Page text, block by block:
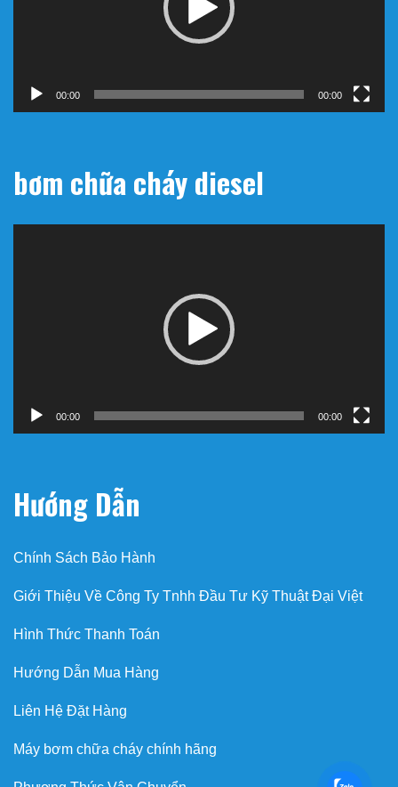
00:00 00:00
bơm chữa cháy diesel
00:00 00:00
Hướng Dẫn
Chính Sách Bảo Hành
Giới Thiệu Về Công Ty Tnhh Đầu Tư Kỹ Thuật Đại Việt
Hình Thức Thanh Toán
Hướng Dẫn Mua Hàng
Liên Hệ Đặt Hàng
Máy bơm chữa cháy chính hãng